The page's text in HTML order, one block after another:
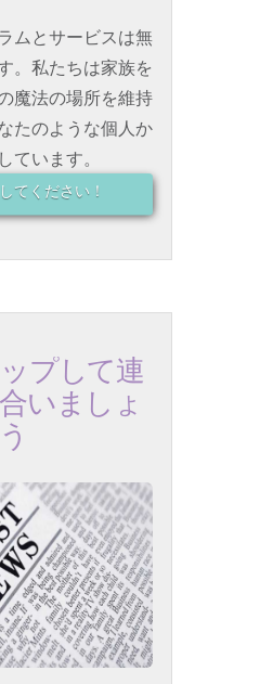
ムとサービスは無
。私たちは家族を
魔法の場所を維持
たのような個人か
ています。
てください！
プして連
いましょ
う